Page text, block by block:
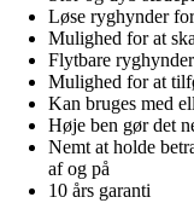
Løse ryghynder
Mulighed for at
Flytbare
Mulighed for at
Kan bruges med
Høje ben gør det
Nemt at holde
af og på
10 års garanti